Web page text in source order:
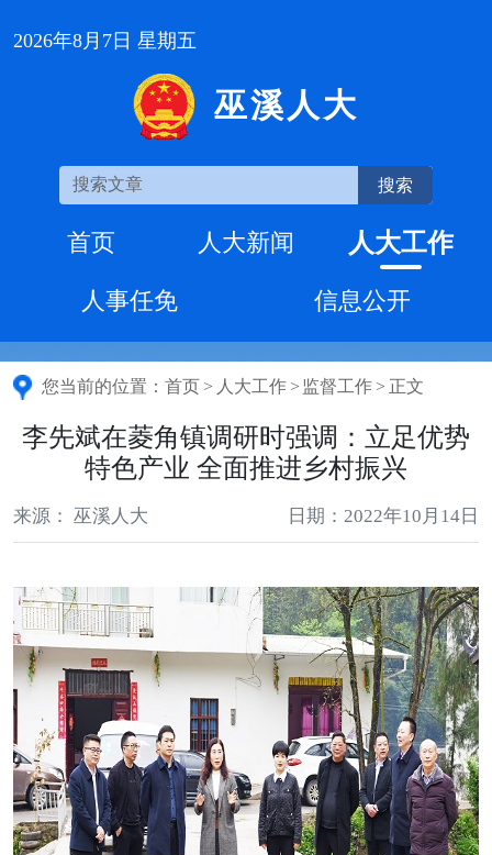
2026年8月7日 星期五
巫溪人大
搜索
首页 人大新闻 人大工作
人事任免 信息公开
您当前的位置： 首页 > 人大工作 > 监督工作 > 正文
李先斌在菱角镇调研时强调：立足优势
特色产业 全面推进乡村振兴
来源： 巫溪人大 日期：2022年10月14日